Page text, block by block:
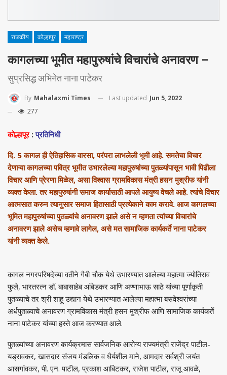
राजकीय कोल्हापुर महाराष्ट्र
कागलच्या भूमीत महापुरुषांचे विचारांचे अनावरण –
सुप्रसिद्ध अभिनेत नाना पाटेकर
By Mahalaxmi Times Last updated Jun 5, 2022
277
कोल्हापूर:प्रतिनिधी
दि. 5 कागल ही ऐतिहासिक वारसा, परंपरा लाभलेली भूमी आहे. समतेचा विचार
देणाऱ्या कागलच्या पवित्र भूमीत उभारलेल्या महापुरुषांच्या पुतळ्यांपासून भावी पिढीला
विचार आणि प्रेरणा मिळेल, असा विश्वास ग्रामविकास मंत्री हसन मुश्रीफ यांनी
व्यक्त केला. तर महापुरुषांनी समाज कार्यासाठी आपले आयुष्य वेचले आहे. त्यांचे विचार
आत्मसात करुन त्यानुसार समाज हितासाठी प्रत्येकाने काम करावे. आज कागलच्या
भूमित महापुरुषांच्या पुतळ्यांचे अनावरण झाले असे न म्हणता त्यांच्या विचारांचे
अनावरण झाले असेच म्हणावे लागेल, असे मत सामाजिक कार्यकर्ते नाना पाटेकर
यांनी व्यक्त केले.
कागल नगरपरिषदेच्या वतीने गैबी चौक येथे उभारण्यात आलेल्या महात्मा ज्योतिराव
फुले, भारतरत्न डॉ. बाबासाहेब आंबेडकर आणि अण्णाभाऊ साठे यांच्या पूर्णाकृती
पुतळ्याचे तर श्री शाहू उद्यान येथे उभारण्यात आलेल्या महात्मा बसवेश्वरांच्या
अर्धपुतळ्याचे अनावरण ग्रामविकास मंत्री हसन मुश्रीफ आणि सामाजिक कार्यकर्ते
नाना पाटेकर यांच्या हस्ते आज करण्यात आले.
पुतळ्यांच्या अनावरण कार्यक्रमास सार्वजनिक आरोग्य राज्यमंत्री राजेंद्र पाटील-
यड्रावकर, खासदार संजय मंडलिक व धैर्यशील माने, आमदार सर्वश्री जयंत
आसगांवकर, पी. एन. पाटील, प्रकाश आबिटकर, राजेश पाटील, राजू आवळे,